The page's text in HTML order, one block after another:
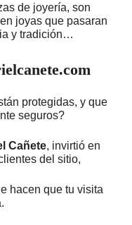
de joyería, son
joyas que pasaran
y tradición…
protegidas, y que
seguros?
Cañete, invirtió en
del sitio,
hacen que tu visita